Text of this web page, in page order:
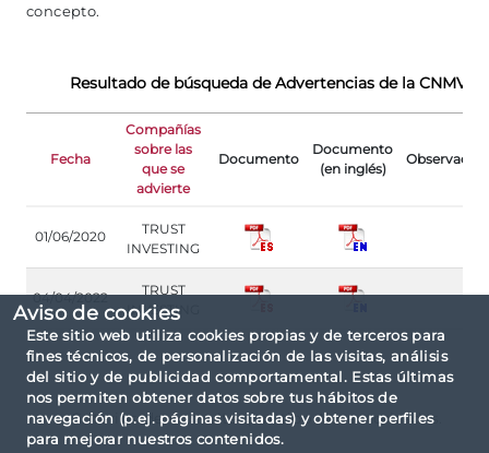
Aviso de cookies
Este sitio web utiliza cookies propias y de terceros para
fines técnicos, de personalización de las visitas, análisis
del sitio y de publicidad comportamental. Estas últimas
nos permiten obtener datos sobre tus hábitos de
navegación (p.ej. páginas visitadas) y obtener perfiles
para mejorar nuestros contenidos.
concepto.
Resultado de búsqueda de Advertencias de la CNMV
Fecha
Compañías
sobre las
que se
advierte
Documento
Documento
(en inglés)
01/06/2020
TRUST
INVESTING
04/04/2022
TRUST
INVESTING
Criterios de consulta: por tipo No autorizadas.